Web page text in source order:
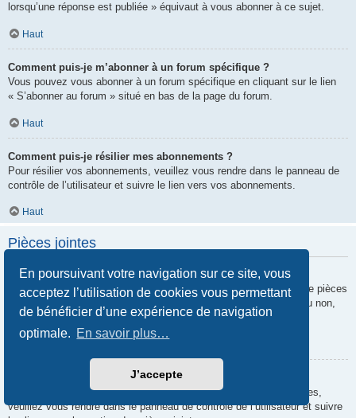
En poursuivant votre navigation sur ce site, vous
acceptez l’utilisation de cookies vous permettant
de bénéficier d’une expérience de navigation
optimale. En savoir plus…
J’accepte
lorsqu’une réponse est publiée » équivaut à vous abonner à ce sujet.
Haut
Comment puis-je m’abonner à un forum spécifique ?
Vous pouvez vous abonner à un forum spécifique en cliquant sur le lien
« S’abonner au forum » situé en bas de la page du forum.
Haut
Comment puis-je résilier mes abonnements ?
Pour résilier vos abonnements, veuillez vous rendre dans le panneau de
contrôle de l’utilisateur et suivre le lien vers vos abonnements.
Haut
Pièces jointes
Quelles pièces jointes sont autorisées sur ce forum ?
Chaque administrateur peut autoriser ou interdire certains types de pièces
jointes. Si vous n’êtes pas certain de savoir ce qui est autorisé ou non,
nous vous invitons à contacter un administrateur du forum.
Comment puis-je retrouver toutes mes pièces jointes ?
Pour retrouver la liste des pièces jointes que vous avez transférées,
veuillez vous rendre dans le panneau de contrôle de l’utilisateur et suivre